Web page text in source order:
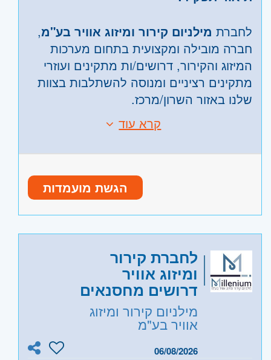
לחברת מילניום קירור ומיזוג אוויר בע"מ,
חברה מובילה ומקצועית בתחום מערכות
המיזוג והקירור, דרושים/ות מתקינים ועוזרי
מתקינים רציניים ומנוסה להשתלבות בצוות
שלנו באזור השרון/מרכז.
התקנות של מערכות מיזוג אויר עם
יכולת הבנה וביצוע בפרויקטים השונים
קריאת תכניות - חובה
תעודת טכנאי/ חשמלאי/ הנדסאי מיזוג
וקירור- יתרון משמעותי
עבודה מול פרויקטים בסדרי גודל
משמעותיים
מחויבות לפתרון בעיות בקרב לקוחות
משרה מלאה , עבודת שטח
מתגוררים במרכז הארץ בלבד
ידע וניסיון בהתקנות והכנת תשתיות
למיזוג אויר
היקף משרה: משרה מלאה
קוד משרה:JB-00006
- תל אביב, פתח תקווה, רמת גן
וגבעתיים, בקעת אונו וגבעת שמואל, חולון
קרא עוד
הגשת מועמדות
לחברת קירור
ומיזוג אוויר
דרושים מחסנאים
מילניום קירור ומיזוג
אוויר בע"מ
06/08/2026